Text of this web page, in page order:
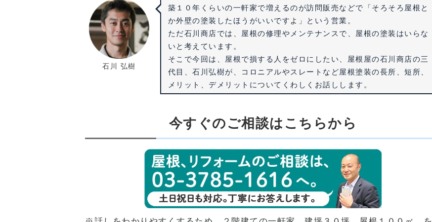
石川 弘樹
築１０年くらいの一軒家で増えるのが訪問販売などで「そろそろ屋根と
か外壁の塗装したほうがいいですよ」という営業。
ただ石川商店では、屋根の修理やメンテナンスで、屋根の塗装はいらな
いと考えています。
そこで今回は、屋根で損する人をゼロにしたい、屋根屋の石川商店の三
代目、石川弘樹が、コロニアルやスレートなど屋根塗装の長所、短所、
メリット、デメリットについてくわしくお話しします。
今すぐのご相談はこちらから